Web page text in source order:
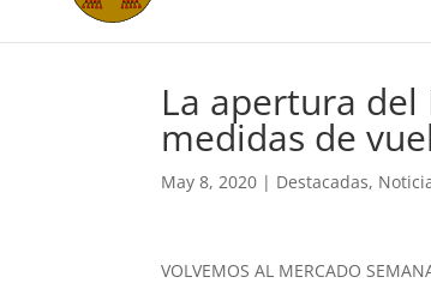
La apertura
medidas de
May 8, 2020 | Destacadas,
VOLVEMOS AL MERCADO